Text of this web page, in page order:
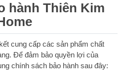
hành Thiên Kim
cung cấp các sản phẩm chất
Để đảm bảo quyền lợi của
chính sách bảo hành sau đây: